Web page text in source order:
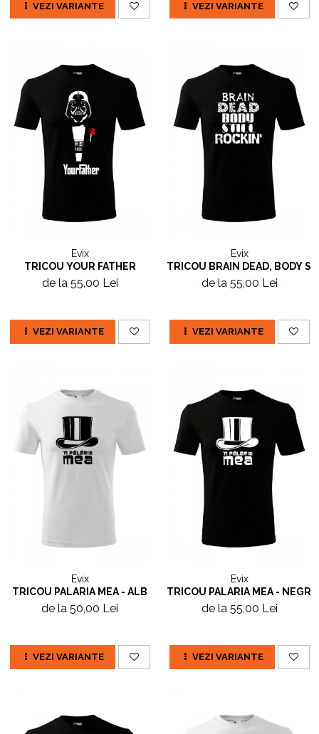
VEZI VARIANTE VEZI VARIANTE
Evix
TRICOU YOUR FATHER
de la 55,00 Lei
VEZI VARIANTE
Evix
TRICOU BRAIN DEAD, BODY
de la 55,00 Lei
VEZI VARIANTE
Evix
TRICOU PALARIA MEA - ALB
de la 50,00 Lei
VEZI VARIANTE
Evix
TRICOU PALARIA MEA - NEGRU
de la 55,00 Lei
VEZI VARIANTE